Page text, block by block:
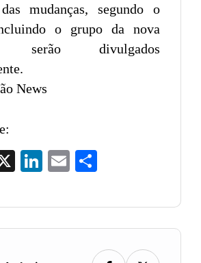
mudanças, segundo o
o grupo da nova
serão divulgados
News
LinkedIn
Email